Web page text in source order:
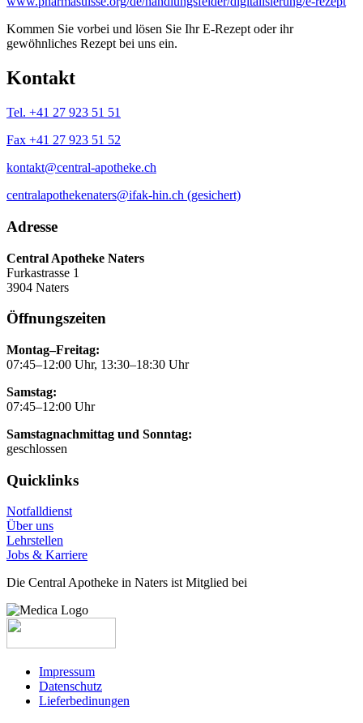
Kommen Sie vorbei und lösen Sie Ihr E-Rezept oder ihr
gewöhnliches Rezept bei uns ein.
Kontakt
Tel. +41 27 923 51 51
Fax +41 27 923 51 52
kontakt@central-apotheke.ch
centralapothekenaters@ifak-hin.ch (gesichert)
Adresse
Central Apotheke Naters
Furkastrasse 1
3904 Naters
Öffnungszeiten
Montag–Freitag:
07:45–12:00 Uhr, 13:30–18:30 Uhr
Samstag:
07:45–12:00 Uhr
Samstagnachmittag und Sonntag:
geschlossen
Quicklinks
Notfalldienst
Über uns
Lehrstellen
Jobs & Karriere
Die Central Apotheke in Naters ist Mitglied bei
Impressum
Datenschutz
Lieferbedinungen